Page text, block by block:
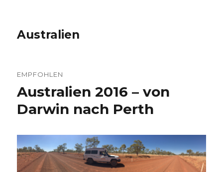
Australien
EMPFOHLEN
Australien 2016 – von
Darwin nach Perth